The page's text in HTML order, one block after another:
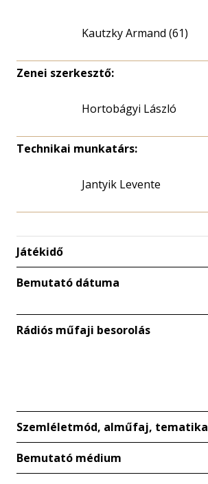
Kautzky Armand (61)
Zenei szerkesztő:
Hortobágyi László
Technikai munkatárs:
Jantyik Levente
Játékidő
Bemutató dátuma
Rádiós műfaji besorolás
Szemléletmód, alműfaj, tematika
Bemutató médium